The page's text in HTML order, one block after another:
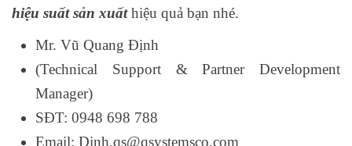
hiệu suất sản xuấthiệu quả bạn nhé.
Mr. Vũ Quang Định
(Technical Support & Partner Development
Manager)
SĐT: 0948 698 788
Email: Dinh.qs@qsystemsco.com